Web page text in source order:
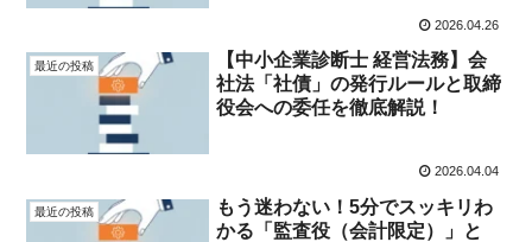
2026.04.26
最近の投稿
【中小企業診断士 経営法務】会
社法「社債」の発行ルールと取締
役会への委任を徹底解説！
2026.04.04
最近の投稿
もう迷わない！5分でスッキリわ
かる「監査役（会計限定）」と